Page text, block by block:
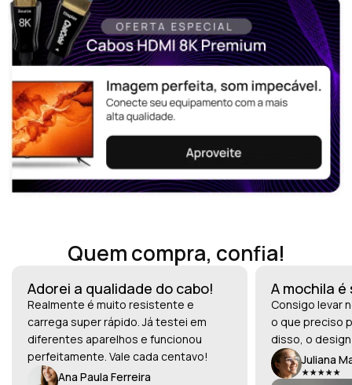
Quem compra, confia!
Adorei a qualidade do cabo!
Realmente é muito resistente e
carrega super rápido. Já testei em
diferentes aparelhos e funcionou
perfeitamente. Vale cada centavo!
Ana Paula Ferreira
A mochila
Consigo levar
o que preciso
disso, o
Juliana